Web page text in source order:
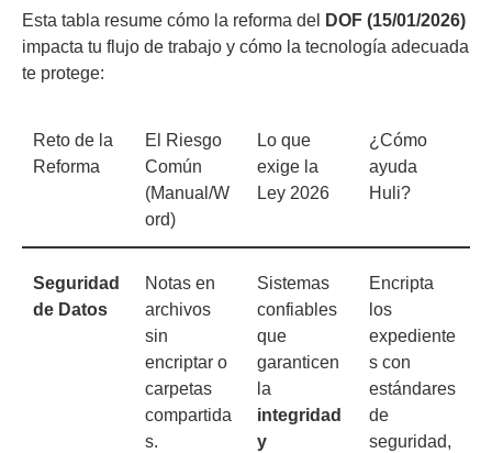
Esta tabla resume cómo la reforma del
DOF (15/01/2026)
impacta tu flujo de trabajo y cómo la tecnología adecuada
te protege:
Reto de la
Reforma
El Riesgo
Común
(Manual/W
ord)
Lo que
exige la
Ley 2026
¿Cómo
ayuda
Huli?
Seguridad
de Datos
Notas en
archivos
sin
encriptar o
carpetas
compartida
s.
Sistemas
confiables
que
garanticen
la
integridad
y
Encripta
los
expediente
s con
estándares
de
seguridad,